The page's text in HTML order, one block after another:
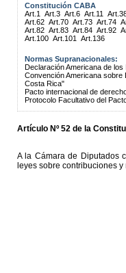
Constitución CABA
Art.1
Art.3 Art.6 Art.11
Art.62 Art.70 Art.73 Art.74
Art.82 Art.83 Art.84 Art.92
Art.100 Art.101 Art.136
Normas Supranacionales:
Declaración Americana de
Convención Americana
Costa Rica"
Pacto internacional de
Protocolo Facultativo del
Artículo Nº 52 de la
A la Cámara de Diputados
leyes sobre contribuciones